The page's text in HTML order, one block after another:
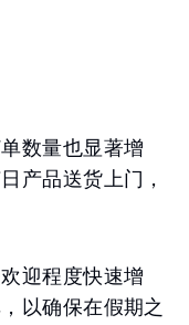
数量也显著增
产品送货上门，
迎程度快速增
以确保在假期之